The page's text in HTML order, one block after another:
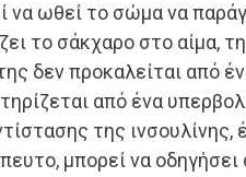
να ωθεί το σώμα να
το σάκχαρο στο αίμα,
δεν προκαλείται από
από ένα
της ινσουλίνης,
μπορεί να